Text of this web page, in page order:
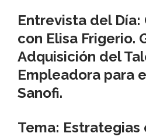
Entrevista del Día:
con Elisa Frigerio.
Adquisición del
Empleadora para
Sanofi.
Tema: